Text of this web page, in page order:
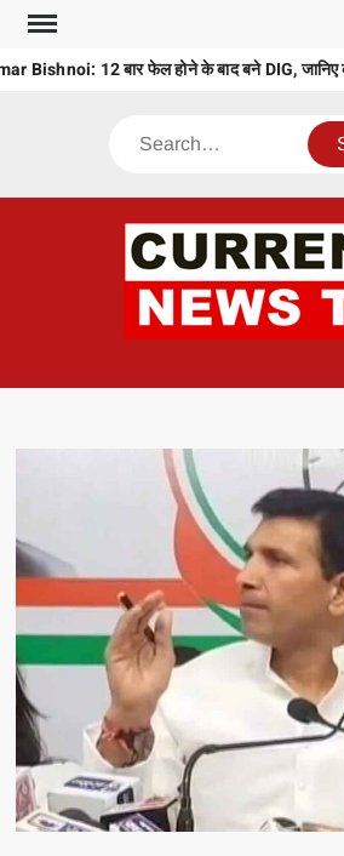
Skip
content 12 बार फेल होने के बाद बने DIG, जानिए
Search